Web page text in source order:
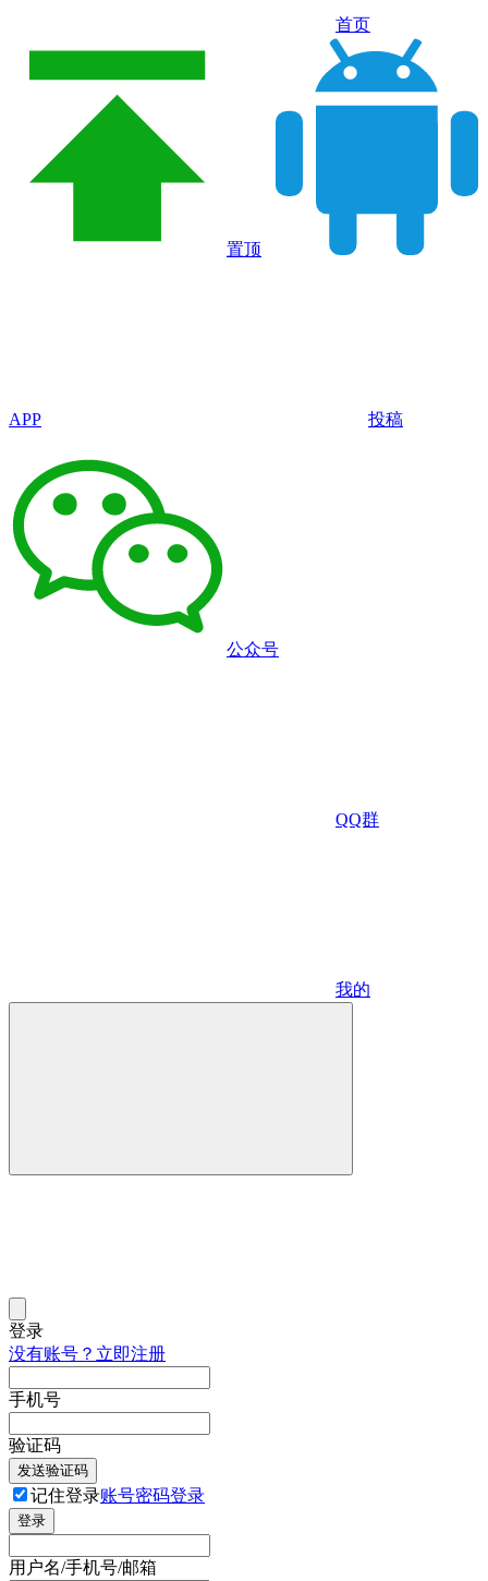
首页
置顶
APP 投稿
公众号
QQ群
我的
登录
没有账号？立即注册
手机号
验证码
发送验证码
记住登录账号密码登录
登录
用户名/手机号/邮箱